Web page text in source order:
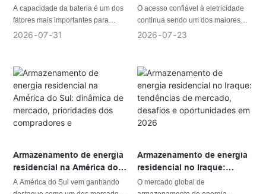
para o seu sistema de
armazenamento de energia
residencial
A capacidade da bateria é um dos
fatores mais importantes para
determinar o desempenho e o valor
residencial. Seja para maximizar o
autoconsumo de energia solar,
manter a energia de reserva
durante apagões ou melhorar a
independência energética,
selecionar a capacidade adequada
capacidade do sistema de atender
às demandas diárias de
2026 07 31
Soluções de baterias
solares para energia
confiável
O acesso confiável à eletricidade
continua sendo um dos maiores
desafios energéticos no Iêmen. Os
algumas áreas e o aumento dos
custos dos combustíveis têm
incentivado mais famílias e
empresas a buscar alternativas
confiáveis ​​às fontes de energia
tradicionais.
2026 07 23
Armazenamento de energia
residencial na América do
Sul: dinâmica de mercado,
A América do Sul vem ganhando
Armazenamento de energia
residencial no Iraque:
tendências de mercado,
O mercado global de